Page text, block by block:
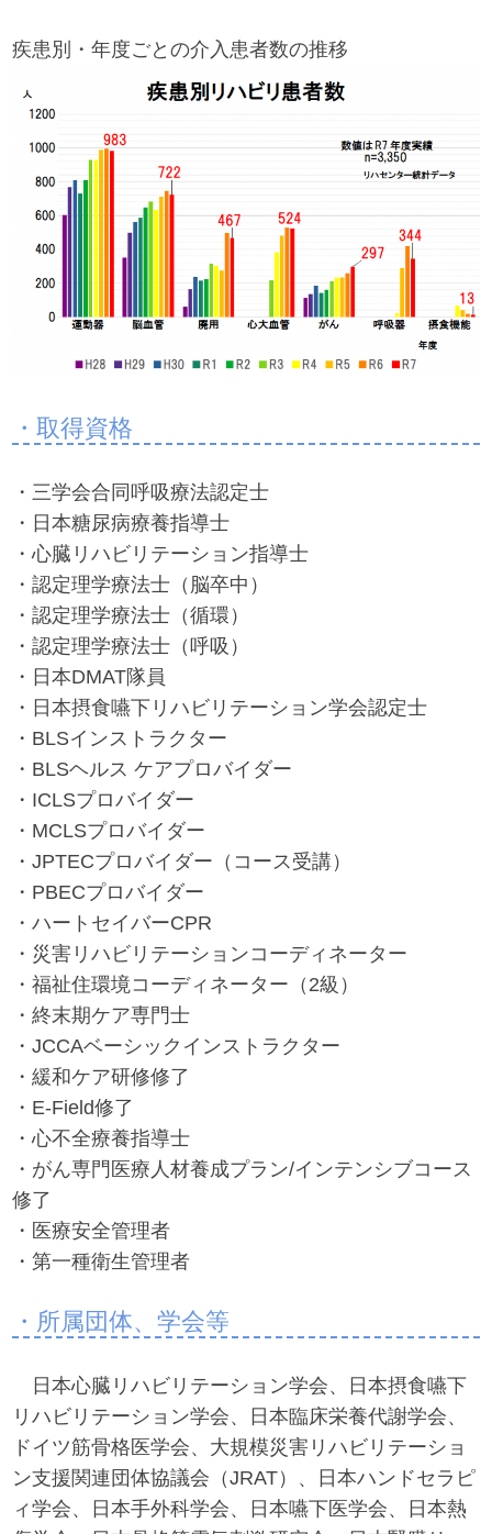
疾患別・年度ごとの介入患者数の推移
・取得資格
・三学会合同呼吸療法認定士
・日本糖尿病療養指導士
・心臓リハビリテーション指導士
・認定理学療法士（脳卒中）
・認定理学療法士（循環）
・認定理学療法士（呼吸）
・日本DMAT隊員
・日本摂食嚥下リハビリテーション学会認定士
・BLSインストラクター
・BLSヘルス ケアプロバイダー
・ICLSプロバイダー
・MCLSプロバイダー
・JPTECプロバイダー（コース受講）
・PBECプロバイダー
・ハートセイバーCPR
・災害リハビリテーションコーディネーター
・福祉住環境コーディネーター（2級）
・終末期ケア専門士
・JCCAベーシックインストラクター
・緩和ケア研修修了
・E-Field修了
・心不全療養指導士
・がん専門医療人材養成プラン/インテンシブコース
修了
・医療安全管理者
・第一種衛生管理者
・所属団体、学会等
日本心臓リハビリテーション学会、日本摂食嚥下
リハビリテーション学会、日本臨床栄養代謝学会、
ドイツ筋骨格医学会、大規模災害リハビリテーショ
ン支援関連団体協議会（JRAT）、日本ハンドセラピ
ィ学会、日本手外科学会、日本嚥下医学会、日本熱